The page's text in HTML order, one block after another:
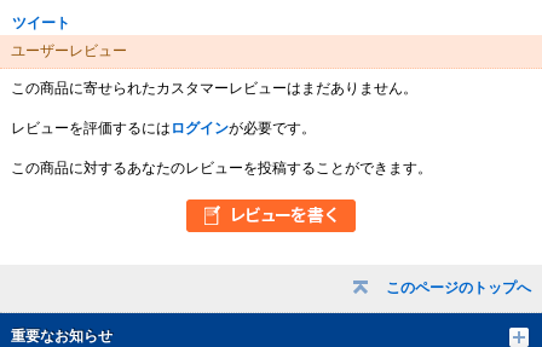
このページのトップへ
重要なお知らせ
ツイート
ユーザーレビュー
この商品に寄せられたカスタマーレビューはまだありません。
レビューを評価するには ログインが必要です。
この商品に対するあなたのレビューを投稿することができます。